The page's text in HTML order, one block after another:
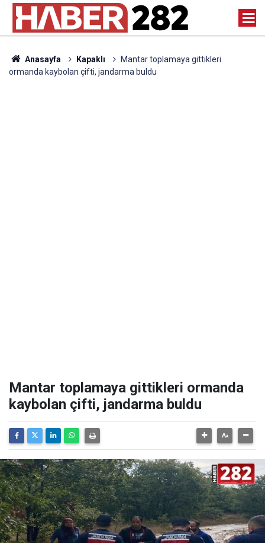
Anasayfa Kapaklı
Mantar toplamaya gittikleri
ormanda kaybolan çifti, jandarma buldu
Mantar toplamaya gittikleri ormanda
kaybolan çifti, jandarma buldu